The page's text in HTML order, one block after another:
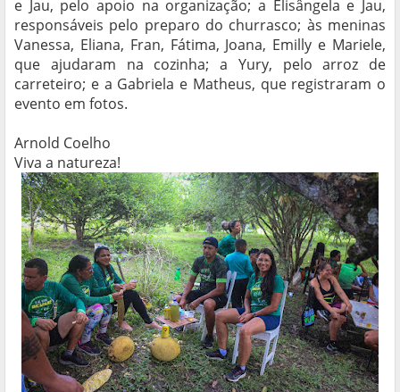
e Jau, pelo apoio na organização; a Elisângela e Jau,
responsáveis pelo preparo do churrasco; às meninas
Vanessa, Eliana, Fran, Fátima, Joana, Emilly e Mariele,
que ajudaram na cozinha; a Yury, pelo arroz de
carreteiro; e a Gabriela e Matheus, que registraram o
evento em fotos.
Arnold Coelho
Viva a natureza!